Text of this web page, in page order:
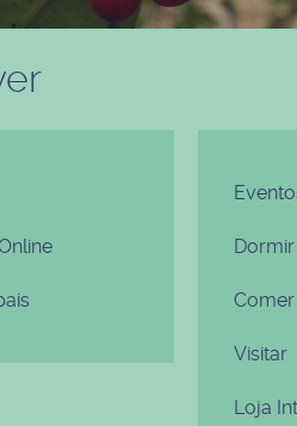
Dormir
Comer
Visitar
Loja